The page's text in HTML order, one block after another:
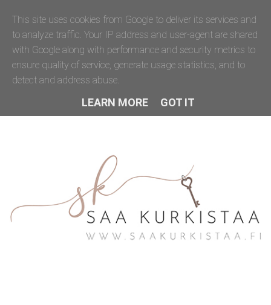
This site uses cookies from Google to deliver its services and
to analyze traffic. Your IP address and user-agent are shared
with Google along with performance and security metrics to
ensure quality of service, generate usage statistics, and to
detect and address abuse.
LEARN MORE GOT IT